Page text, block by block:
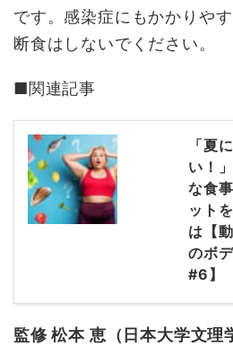
です。感染症にもかかりや
断食はしないでください。
■関連記事
「夏
い！
な食
ット
は【
のボ
#6】
監修 松本 恵（日本大学文理